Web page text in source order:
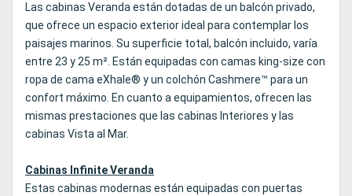
Las cabinas Veranda están dotadas de un balcón privado,
que ofrece un espacio exterior ideal para contemplar los
paisajes marinos. Su superficie total, balcón incluido, varía
entre 23 y 25 m². Están equipadas con camas king-size con
ropa de cama eXhale® y un colchón Cashmere™ para un
confort máximo. En cuanto a equipamientos, ofrecen las
mismas prestaciones que las cabinas Interiores y las
cabinas Vista al Mar.
Cabinas Infinite Veranda
Estas cabinas modernas están equipadas con puertas